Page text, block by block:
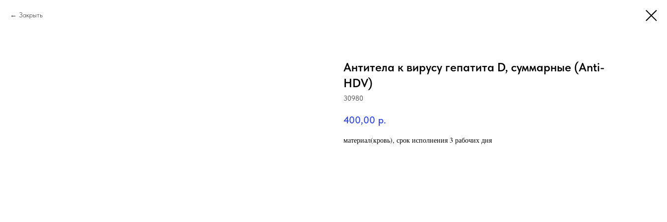
Закрыть
Антитела к вирусу гепатита D, суммарные (Anti-
HDV)
30980
400,00 р.
материал(кровь), срок исполнения 3 рабочих дня